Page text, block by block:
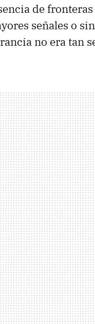
de
señales o
no era tan